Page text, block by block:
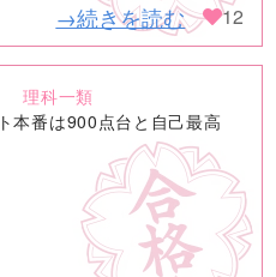
→続きを読む 12
理科一類
本番は900点台と自己最高